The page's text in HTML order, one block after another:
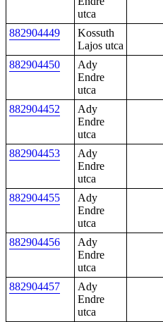
utca
882904449
Kossuth
Lajos utca
882904450
Ady
Endre
utca
882904452
Ady
Endre
utca
882904453
Ady
Endre
utca
882904455
Ady
Endre
utca
882904456
Ady
Endre
utca
882904457
Ady
Endre
utca